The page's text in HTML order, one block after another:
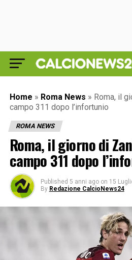
Home » Roma News » Roma, il
campo 311 dopo l’infortunio
ROMA NEWS
Roma, il giorno di
campo 311 dopo
Published 5 anni ago on 15
By Redazione CalcioNews24